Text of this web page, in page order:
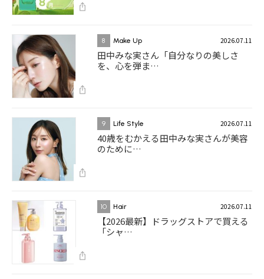
8 Make Up 2026.07.11
田中みな実さん「自分なりの美しさ
を、心を弾ま…
9 Life Style 2026.07.11
40歳をむかえる田中みな実さんが美容
のために…
10 Hair 2026.07.11
【2026最新】ドラッグストアで買える
「シャ…